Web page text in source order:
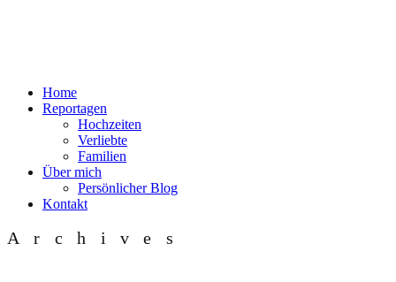
Home
Reportagen
Hochzeiten
Verliebte
Familien
Über mich
Persönlicher Blog
Kontakt
Archives